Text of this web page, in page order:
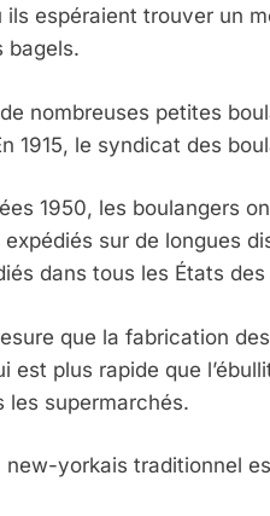
ils espéraient trouver un
bagels.
nombreuses petites
1915, le syndicat des
1950, les boulangers
sur de longues
dans tous les États
que la fabrication
est plus rapide que
les supermarchés.
new-yorkais traditionnel
2025, L’année La
FRANCE ISRAÉL
FIÈRE, DIGNE ET